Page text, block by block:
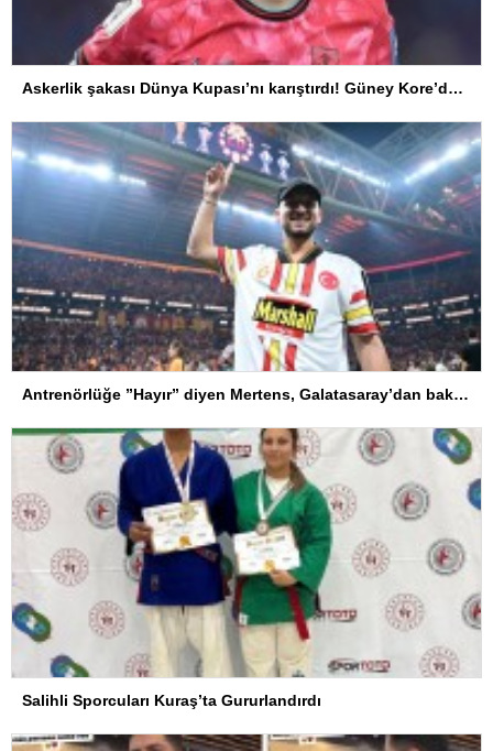
Askerlik şakası Dünya Kupası’nı karıştırdı! Güney Kore’den sert karar
Antrenörlüğe ”Hayır” diyen Mertens, Galatasaray’dan bakın ne istedi
Salihli Sporcuları Kuraş’ta Gururlandırdı